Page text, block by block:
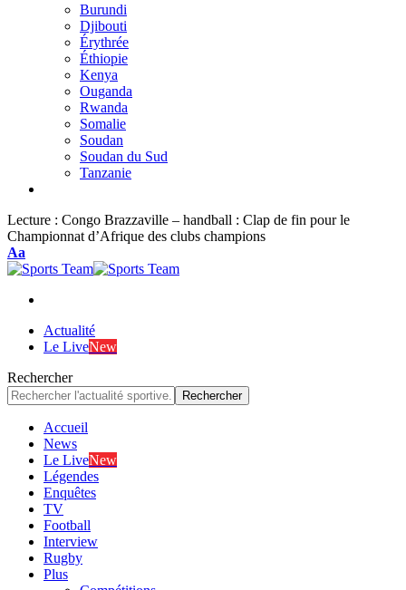
Burundi
Djibouti
Érythrée
Éthiopie
Kenya
Ouganda
Rwanda
Somalie
Soudan
Soudan du Sud
Tanzanie
Lecture : Congo Brazzaville – handball : Clap de fin pour le
Championnat d’Afrique des clubs champions
Font
Resizer
Aa
Actualité
Le LiveNew
Rechercher
Accueil
News
Le LiveNew
Légendes
Enquêtes
TV
Football
Interview
Rugby
Plus